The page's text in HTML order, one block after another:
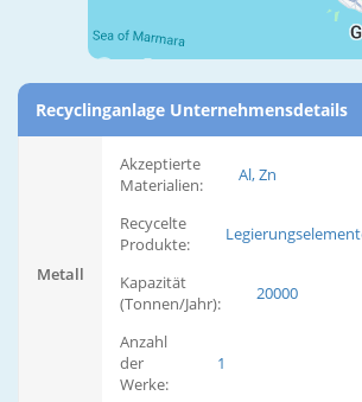
Recyclinganlage Unternehmensdetails
Metall
Akzeptierte
Materialien:
Al, Zn
Recycelte
Produkte:
Kapazität
(Tonnen/Jahr):
20000
Anzahl
der
Werke:
1